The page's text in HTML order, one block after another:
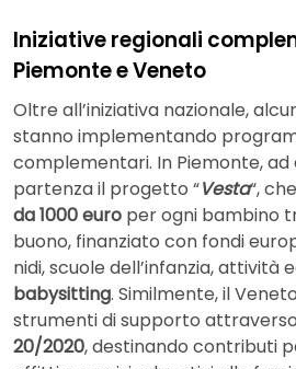
Iniziative regionali
Piemonte e Veneto
Oltre all’iniziativa nazionale,
stanno implementando
complementari. In Piemonte, ad
partenza il progetto “Vesta“,
da 1000 euro per ogni bambino
buono, finanziato con fondi
nidi, scuole dell’infanzia, attività
babysitting. Similmente, il
strumenti di supporto
20/2020, destinando contributi